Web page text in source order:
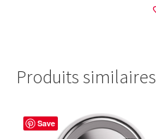
Produits similaires
Save